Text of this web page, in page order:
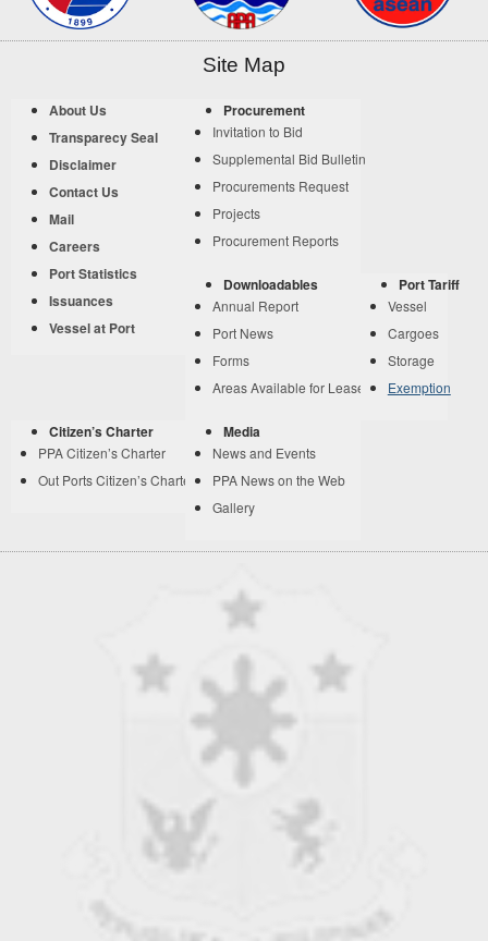
Site Map
About Us
Transparecy Seal
Disclaimer
Contact Us
Mail
Careers
Port Statistics
Issuances
Vessel at Port
Procurement
Invitation to Bid
Supplemental Bid Bulletin
Procurements Request
Projects
Procurement Reports
Downloadables
Annual Report
Port News
Forms
Areas Available for Lease
Port Tariff
Vessel
Cargoes
Storage
Exemption
Citizen’s Charter
PPA Citizen’s Charter
Out Ports Citizen’s Charter
Media
News and Events
PPA News on the Web
Gallery